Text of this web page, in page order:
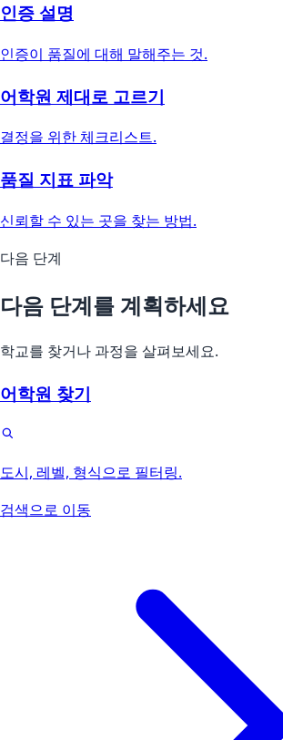
인증 설명
인증이 품질에 대해 말해주는 것.
어학원 제대로 고르기
결정을 위한 체크리스트.
품질 지표 파악
신뢰할 수 있는 곳을 찾는 방법.
다음 단계
다음 단계를 계획하세요
학교를 찾거나 과정을 살펴보세요.
어학원 찾기
도시, 레벨, 형식으로 필터링.
검색으로 이동